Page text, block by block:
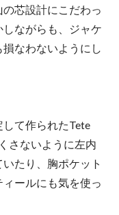
芯設計にこだわっ
ながらも、ジャケ
なわないようにし
て作られたTete
さないように左内
たり、胸ポケット
ールにも気を使っ